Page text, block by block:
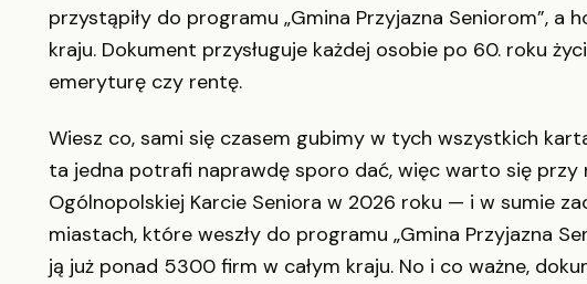
przystąpiły do programu „Gmina Przyjazna Seniorom”, a
kraju. Dokument przysługuje każdej osobie po 60. roku
emeryturę czy rentę.
Wiesz co, sami się czasem gubimy w tych wszystkich
ta jedna potrafi naprawdę sporo dać, więc warto się
Ogólnopolskiej Karcie Seniora w 2026 roku — i w sumie
miastach, które weszły do programu „Gmina Przyjazna
ją już ponad 5300 firm w całym kraju. No i co ważne,